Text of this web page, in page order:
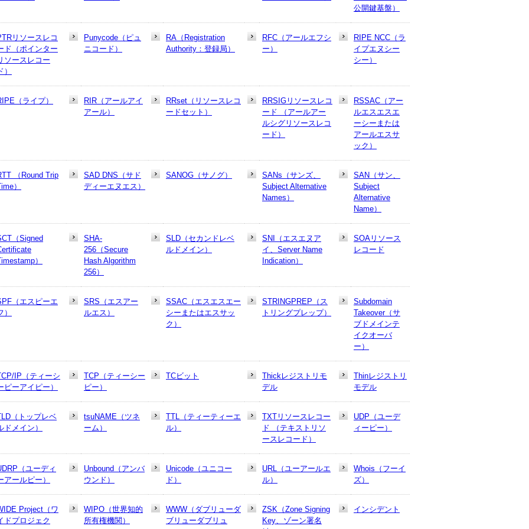
公開鍵基盤）
リソースレコ
ド（ポインター
ソースレコー
）
Punycode（ピュ
ニコード）
RA（Registration
Authority：登録局）
RFC（アールエフシ
ー）
RIPE NCC（ラ
イプエヌシー
シー）
（ライプ）
RIR（アールアイ
アール）
RRset（リソースレコ
ードセット）
RRSIGリソースレコ
ード （アールアー
ルシグリソースレコ
ード）
RSSAC（アー
ルエスエスエ
ーシーまたは
アールエスサ
ック）
（Round Trip
）
SAD DNS（サド
ディーエヌエス）
SANOG（サノグ）
SANs（サンズ、
Subject Alternative
Names）
SAN（サン、
Subject
Alternative
Name）
（Signed
）
SHA-
256（Secure
Hash Algorithm
256）
SLD（セカンドレベ
ルドメイン）
SNI（エスエヌア
イ、Server Name
Indication）
SOAリソース
レコード
（エスピーエ
）
SRS（エスアー
ルエス）
SSAC（エスエスエー
シーまたはエスサッ
ク）
STRINGPREP（ス
トリングプレップ）
Subdomain
Takeover（サ
ブドメインテ
イクオーバ
ー）
IP（ティーシ
ピーアイピー）
TCP（ティーシー
ピー）
TCビット
Thickレジストリモ
デル
Thinレジストリ
モデル
（トップレベ
ドメイン）
tsuNAME（ツネ
ーム）
TTL（ティーティーエ
ル）
TXTリソースレコー
ド （テキストリソ
ースレコード）
UDP（ユーデ
ィーピー）
（ユーディ
アールピー）
Unbound（アンバ
ウンド）
Unicode（ユニコー
ド）
URL（ユーアールエ
ル）
Whois（フーイ
ズ）
Project（ワ
ドプロジェク
WIPO（世界知的
所有権機関）
WWW（ダブリューダ
ブリューダブリュ
ZSK（Zone Signing
Key、ゾーン署名
インシデント